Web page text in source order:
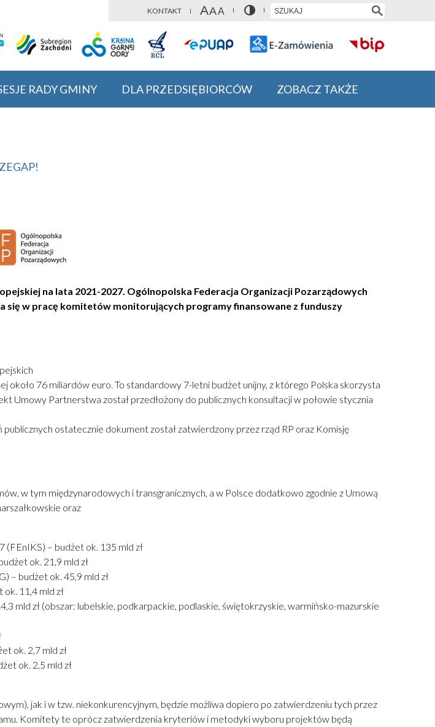
KONTAKT
RADY GMINY DLA PRZEDSIĘBIORCÓW ZOBACZ TAKŻE
na lata 2021-2027. Ogólnopolska Federacja Organizacji Pozarządowych
się w pracę komitetów monitorujących programy finansowane z funduszy
76 miliardów euro. To standardowy 7-letni budżet unijny, z którego Polska skorzysta
Umowy Partnerstwa został przedłożony do publicznych konsultacji w połowie stycznia
ostatecznie dokument został zatwierdzony przez rząd RP oraz Komisję
w tym międzynarodowych i transgranicznych, a w Polsce dodatkowo zgodnie z Umową
oraz
– budżet ok. 135 mld zł
ok. 21,9 mld zł
– budżet ok. 45,9 mld zł
11,4 mld zł
mld zł (obszar: lubelskie, podkarpackie, podlaskie, świętokrzyskie, warmińsko-mazurskie
ok. 2,7 mld zł
ok. 2,5 mld zł
jak i w tzw. niekonkurencyjnym, będzie możliwa dopiero po zatwierdzeniu tych przez
Komitety te oprócz zatwierdzenia kryteriów i metodyki wyboru projektów będą